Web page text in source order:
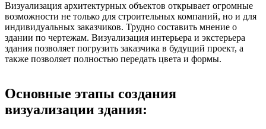
Визуализация архитектурных объектов открывает огромные
возможности не только для строительных компаний, но и для
индивидуальных заказчиков. Трудно составить мнение о
здании по чертежам. Визуализация интерьера и экстерьера
здания позволяет погрузить заказчика в будущий проект, а
также позволяет полностью передать цвета и формы.
Основные этапы создания
визуализации здания: